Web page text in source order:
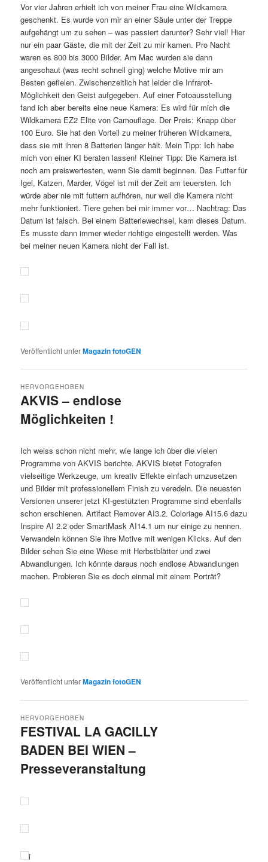
Vor vier Jahren erhielt ich von meiner Frau eine Wildkamera
geschenkt. Es wurde von mir an einer Säule unter der Treppe
aufgehängt um zu sehen – was passiert darunter? Sehr viel! Hier
nur ein paar Gäste, die mit der Zeit zu mir kamen. Pro Nacht
waren es 800 bis 3000 Bilder. Am Mac wurden sie dann
angeschaut (was recht schnell ging) welche Motive mir am
Besten gefielen. Zwischenzeitlich hat leider die Infrarot-
Möglichkeit den Geist aufgegeben. Auf einer Fotoausstellung
fand ich aber bereits eine neue Kamera: Es wird für mich die
Wildkamera EZ2 Elite von Camouflage. Der Preis: Knapp über
100 Euro. Sie hat den Vorteil zu meiner früheren Wildkamera,
dass sie mit ihren 8 Batterien länger hält. Mein Tipp: Ich habe
mich von einer KI beraten lassen! Kleiner Tipp: Die Kamera ist
noch am preiswertesten, wenn Sie damit beginnen. Das Futter für
Igel, Katzen, Marder, Vögel ist mit der Zeit am teuersten. Ich
würde aber nie mit futtern aufhören, nur weil die Kamera nicht
mehr funktioniert. Tiere gehen bei mir immer vor… Nachtrag: Das
Datum ist falsch. Bei einem Batteriewechsel, kam dieses Datum.
Es musste dann immer wieder richtige eingestellt werden. Was
bei meiner neuen Kamera nicht der Fall ist.
Veröffentlicht unterMagazin fotoGEN
AKVIS – endlose
Möglichkeiten !
HERVORGEHOBEN
Ich weiss schon nicht mehr, wie lange ich über die vielen
Programme von AKVIS berichte. AKVIS bietet Fotografen
vielseitige Werkzeuge, um kreativ Effekte einfach umzusetzen
und Bilder mit professionellem Finish zu veredeln. Die neuesten
Versionen unserer jetzt KI-gestützten Programme sind ebenfalls
schon erschienen. Artifact Remover AI3.2. Coloriage AI15.6 dazu
Inspire AI 2.2 oder SmartMask AI14.1 um nur einige zu nennen.
Verwandeln können Sie ihre Motive mit wenigen Klicks. Auf den
Bilder sehen Sie eine Wiese mit Herbstblätter und zwei
Abwandlungen. Ich könnte daraus noch endlose Abwandlungen
machen. Probieren Sie es doch einmal mit einem Porträt?
Veröffentlicht unterMagazin fotoGEN
FESTIVAL LA GACILLY
BADEN BEI WIEN –
Presseveranstaltung
HERVORGEHOBEN
i